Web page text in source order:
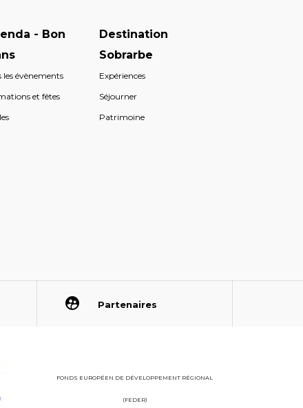
- Bon
les évènements
et fêtes
Destination
Sobrarbe
Expériences
Séjourner
Patrimoine
Partenaires
FONDS EUROPÉEN DE DÉVELOPPEMENT RÉGIONAL
(FEDER)